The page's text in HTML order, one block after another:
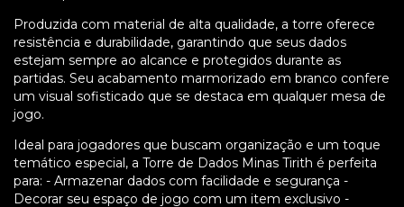
Produzida com material de alta qualidade, a torre oferece
resistência e durabilidade, garantindo que seus dados
estejam sempre ao alcance e protegidos durante as
partidas. Seu acabamento marmorizado em branco confere
um visual sofisticado que se destaca em qualquer mesa de
jogo.
Ideal para jogadores que buscam organização e um toque
temático especial, a Torre de Dados Minas Tirith é perfeita
para: - Armazenar dados com facilidade e segurança -
Decorar seu espaço de jogo com um item exclusivo -